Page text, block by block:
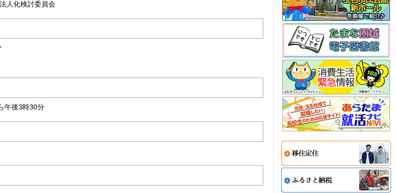
人化検討委員会
午後3時30分